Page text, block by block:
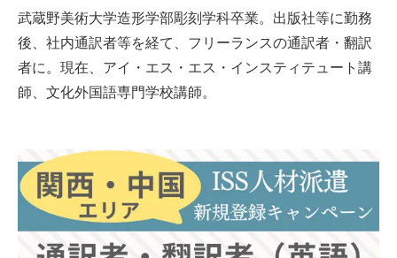
武蔵野美術大学造形学部彫刻学科卒業。出版社等に勤務
後、社内通訳者等を経て、フリーランスの通訳者・翻訳
者に。現在、アイ・エス・エス・インスティテュート講
師、文化外国語専門学校講師。